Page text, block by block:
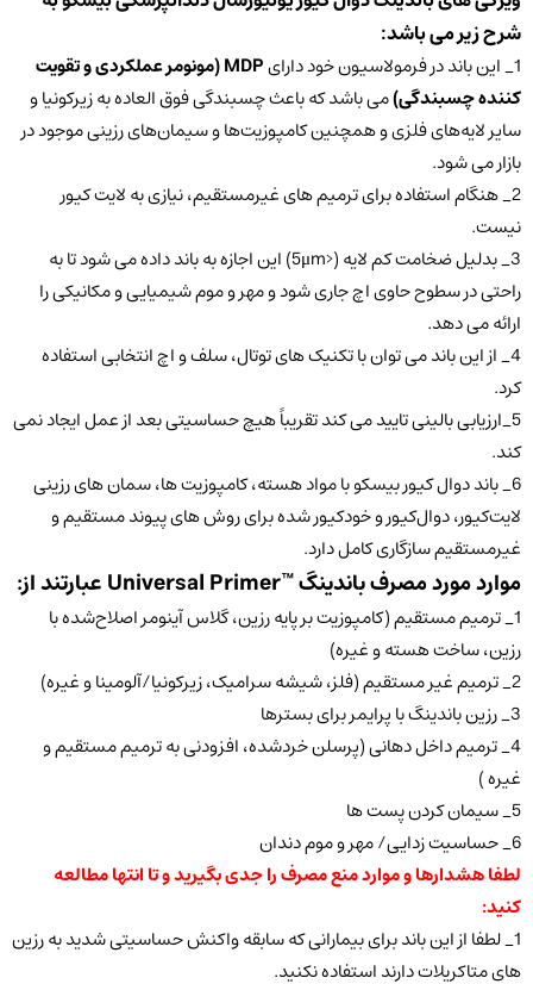
شرح زیر می باشد:
1_ این باند در فرمولاسیون خود دارای
MDP (مونومر عملکردی و تقویت
کننده چسبندگی)می باشد که باعث چسبندگی فوق العاده به زیرکونیا و
سایر لایه‌های فلزی و همچنین کامپوزیت‌ها و سیمان‌های رزینی موجود در
بازار می شود.
2_ هنگام استفاده برای ترمیم های غیرمستقیم، نیازی به لایت کیور
نیست.
3_ بدلیل ضخامت کم لایه (<5μm) این اجازه به باند داده می شود تا به
راحتی در سطوح حاوی اچ جاری شود و مهر و موم شیمیایی و مکانیکی را
ارائه می دهد.
4_ از این باند می توان با تکنیک های توتال، سلف و اچ انتخابی استفاده
کرد.
5_ارزیابی بالینی تایید می کند تقریباً هیچ حساسیتی بعد از عمل ایجاد نمی
کند.
6_ باند دوال کیور بیسکو با مواد هسته، کامپوزیت ها، سمان های رزینی
لایت‌کیور، دوال‌کیور و خودکیور شده برای روش های پیوند مستقیم و
غیرمستقیم سازگاری کامل دارد.
موارد مورد مصرف باندینگ ™Universal Primer عبارتند از:
1_ ترمیم مستقیم (کامپوزیت بر پایه رزین، گلاس آینومر اصلاح‌شده با
رزین، ساخت هسته و غیره)
2_ ترمیم غیر مستقیم (فلز، شیشه سرامیک، زیرکونیا/آلومینا و غیره)
3_ رزین باندینگ با پرایمر برای بسترها
4_ ترمیم داخل دهانی (پرسلن خردشده، افزودنی به ترمیم مستقیم و
غیره )
5_ سیمان کردن پست ها
6_ حساسیت زدایی/ مهر و موم دندان
لطفا هشدارها و موارد منع مصرف را جدی بگیرید و تا انتها مطالعه
کنید:
1_ لطفا از این باند برای بیمارانی که سابقه واکنش حساسیتی شدید به رزین
های متاکریلات دارند استفاده نکنید.